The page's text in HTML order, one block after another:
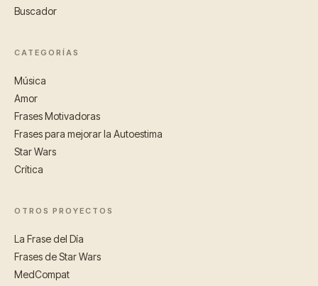
Buscador
CATEGORÍAS
Música
Amor
Frases Motivadoras
Frases para mejorar la Autoestima
Star Wars
Crítica
OTROS PROYECTOS
La Frase del Día
Frases de Star Wars
MedCompat